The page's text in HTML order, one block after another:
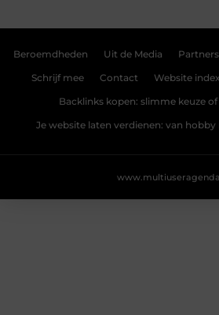
Beroemdheden Uit de Media Partners
Schrijf mee Contact Website index
Backlinks kopen: slimme keuze
Je website laten verdienen: van